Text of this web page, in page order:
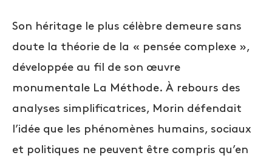
Son héritage le plus célèbre demeure sans
doute la théorie de la « pensée complexe »,
développée au fil de son œuvre
monumentale La Méthode. À rebours des
analyses simplificatrices, Morin défendait
l’idée que les phénomènes humains, sociaux
et politiques ne peuvent être compris qu’en